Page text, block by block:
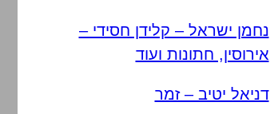
נחמן ישראל – קלידן חסידי –
אירוסין, חתונות ועוד
דניאל יטיב – זמר